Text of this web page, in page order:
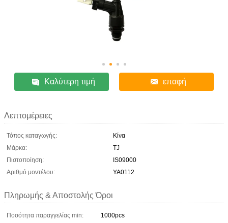
Καλύτερη τιμή επαφή
Λεπτομέρειες
Τόπος καταγωγής:
Κίνα
Μάρκα:
TJ
Πιστοποίηση:
IS09000
Αριθμό μοντέλου:
YA0112
Πληρωμής & Αποστολής Όροι
Ποσότητα παραγγελίας min:
1000pcs